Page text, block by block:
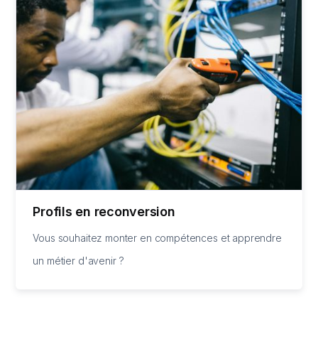
Profils en reconversion
Vous souhaitez monter en compétences et apprendre
un métier d'avenir ?